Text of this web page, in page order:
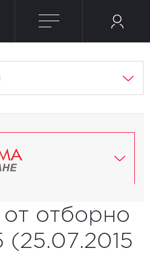
от отборно